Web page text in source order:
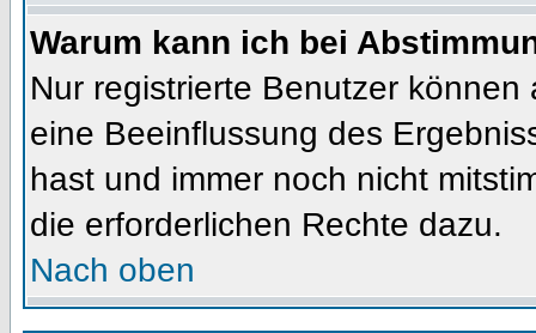
Warum kann ich bei
Nur registrierte Benutzer
eine Beeinflussung des
hast und immer noch nicht
die erforderlichen Rechte dazu.
Nach oben